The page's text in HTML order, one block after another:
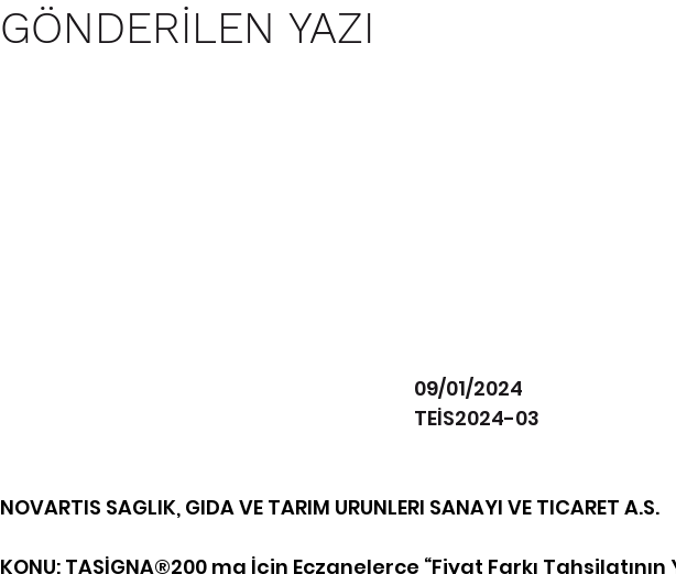
GÖNDERİLEN YAZI
09/01/2024
TEİS2024-03
NOVARTIS SAGLIK, GIDA VE TARIM URUNLERI SANAYI VE TICARET A.S.
KONU: TASİGNA®200 mg İçin Eczanelerce “Fiyat Farkı Tahsilatının